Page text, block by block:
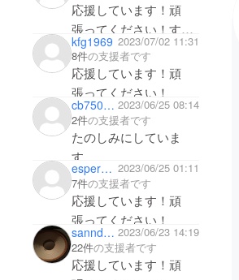
応援しています！頑
張ってください！すご
い楽しみです。全部欲
しい機能です。
kfg1969 2023/07/02 11:31
8件の支援者です
応援しています！頑
張ってください！
cb750f2c 2023/06/25 08:14
2件の支援者です
たのしみにしていま
す。
esper___ 2023/06/25 01:11
7件の支援者です
応援しています！頑
張ってください！
sannday1961 2023/06/23 14:19
22件の支援者です
応援しています！頑